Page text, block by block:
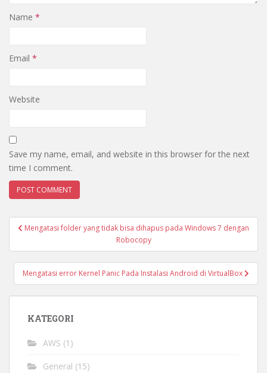
Name *
Email *
Website
Save my name, email, and website in this browser for the next
time I comment.
PostMengatasi folder yang tidak bisa dihapus pada Windows 7 dengan
Robocopy
Mengatasi error Kernel Panic Pada Instalasi Android di VirtualBox
KATEGORI
AWS (1)
General (15)